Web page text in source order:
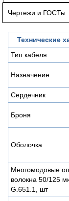
Чертежи и ГОСТы
Технические
Тип кабеля
Назначение
Сердечник
Броня
Оболочка
Многомодовые
волокна 50/125
G.651.1, шт